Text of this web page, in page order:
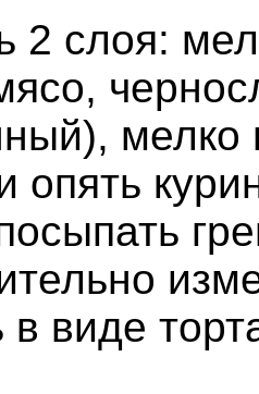
2 слоя:
мелко
опять
в виде